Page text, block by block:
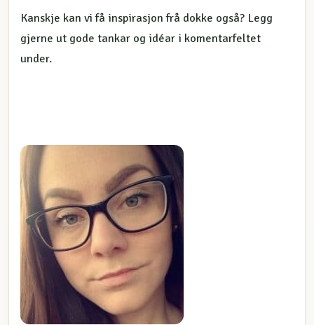
Kanskje kan vi få inspirasjon frå dokke også? Legg
gjerne ut gode tankar og idéar i komentarfeltet
under.